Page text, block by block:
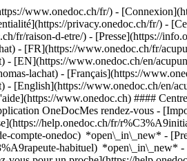
www.onedoc.ch/fr/) -
privacy.onedoc.ch/fr/) -
fr/raison-d-etre/) - [Presse](https://
- [FR](https://www.onedoc.ch/fr/
- [EN](https://www.onedoc.ch/en/
lachat) - [Français](https://
[English](https://www.onedoc.ch/en/
www.onedoc.ch) ####
OneDocMes rendez-vous -
help.onedoc.ch/fr/
compte-onedoc) *open\_in\_new* -
habituel) *open\_in\_new*